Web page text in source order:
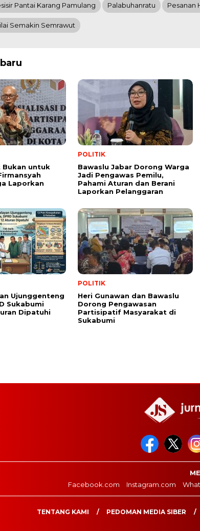
Pantai Karang Pamulang Palabuhanratu Pesanan
Semakin Semrawut
Bukan untuk
Laporkan
POLITIK
Bawaslu Jabar Dorong Warga
Jadi Pengawas Pemilu,
Pahami Aturan dan Berani
Laporkan Pelanggaran
Ujunggenteng
Sukabumi
Dipatuhi
POLITIK
Heri Gunawan dan Bawaslu
Dorong Pengawasan
Partisipatif Masyarakat di
Sukabumi
Facebook.com
Instagram.com
TENTANG KAMI PEDOMAN MEDIA SIBER